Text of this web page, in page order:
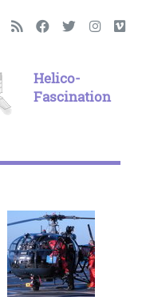
Helico-
Fascination